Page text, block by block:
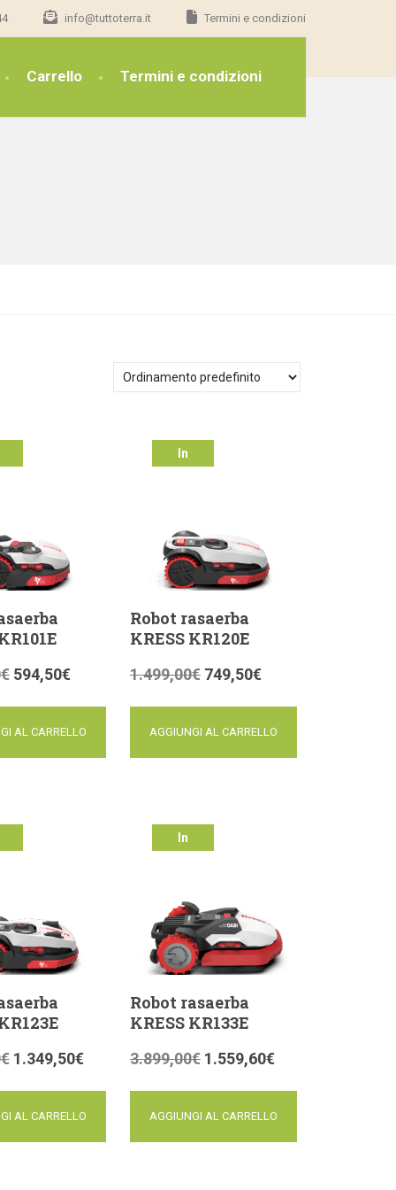
info@tuttoterra.it Termini e condizioni
Carrello Termini e condizioni
€ 594,50€
AL CARRELLO
In
Robot rasaerba
KRESS KR120E
1.499,00€ 749,50€
AGGIUNGI AL CARRELLO
€ 1.349,50€
AL CARRELLO
In
Robot rasaerba
KRESS KR133E
3.899,00€ 1.559,60€
AGGIUNGI AL CARRELLO